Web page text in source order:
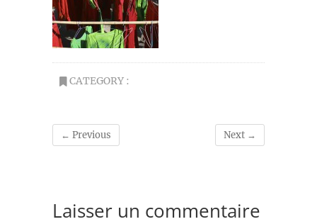
CATEGORY :
← Previous Next →
Laisser un commentaire